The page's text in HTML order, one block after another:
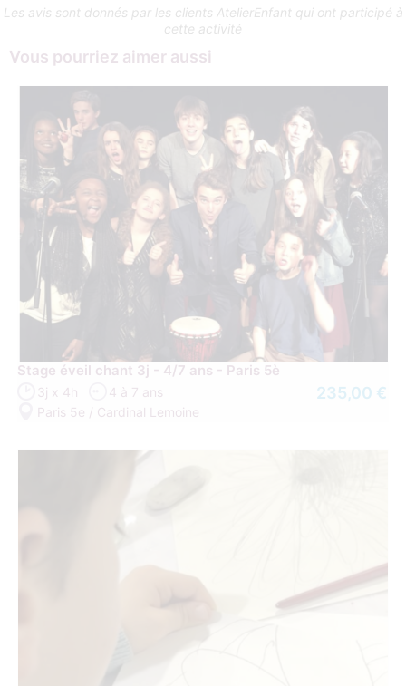
Les avis sont donnés par les clients AtelierEnfant qui ont participé à
cette activité
Vous pourriez aimer aussi
Stage éveil chant 3j - 4/7 ans - Paris 5è
3j x 4h
4 à 7 ans
Paris 5e / Cardinal Lemoine
235,00 €